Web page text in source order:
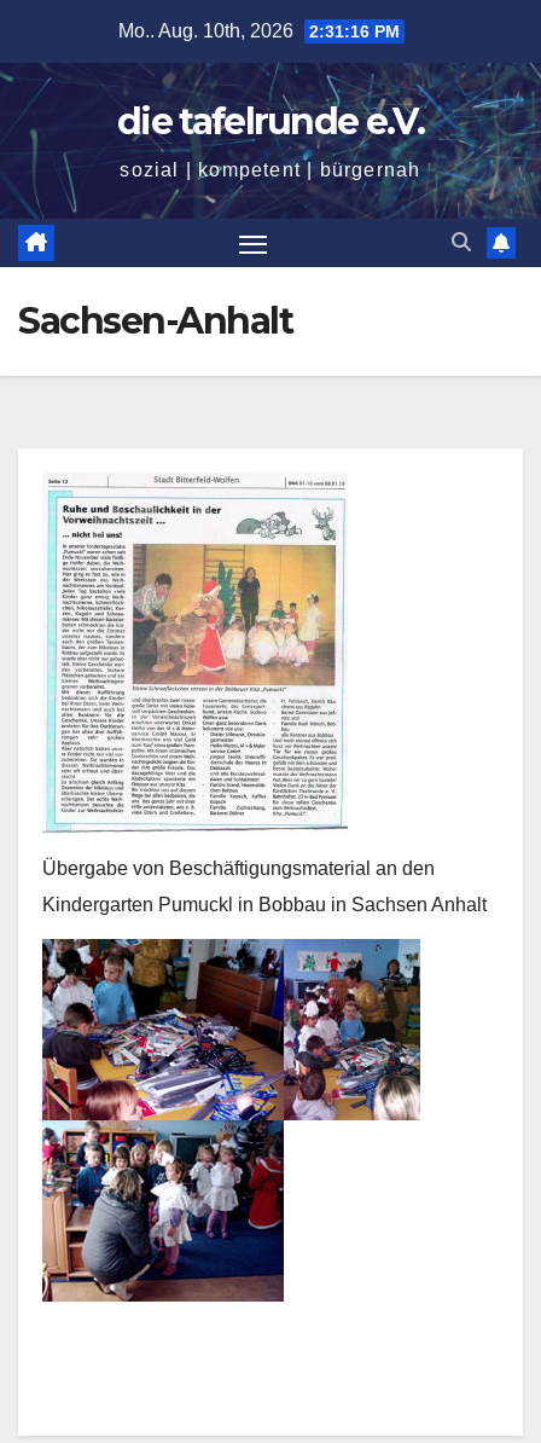
springen
Mo.. Aug. 10th, 2026 2:31:17 PM
die tafelrunde e.V.
sozial | kompetent | bürgernah
Sachsen-Anhalt
Übergabe von Beschäftigungsmaterial an den
Kindergarten Pumuckl in Bobbau in Sachsen Anhalt